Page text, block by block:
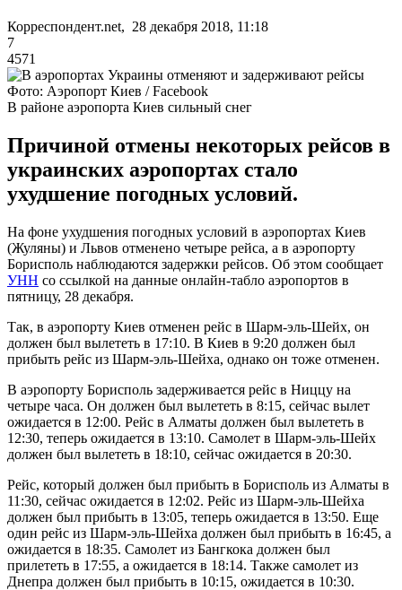
Корреспондент.net, 28 декабря 2018, 11:18
7
4571
Фото: Аэропорт Киев / Facebook
В районе аэропорта Киев сильный снег
Причиной отмены некоторых рейсов в
украинских аэропортах стало
ухудшение погодных условий.
На фоне ухудшения погодных условий в аэропортах Киев
(Жуляны) и Львов отменено четыре рейса, а в аэропорту
Борисполь наблюдаются задержки рейсов. Об этом сообщает
УНН со ссылкой на данные онлайн-табло аэропортов в
пятницу, 28 декабря.
Так, в аэропорту Киев отменен рейс в Шарм-эль-Шейх, он
должен был вылететь в 17:10. В Киев в 9:20 должен был
прибыть рейс из Шарм-эль-Шейха, однако он тоже отменен.
В аэропорту Борисполь задерживается рейс в Ниццу на
четыре часа. Он должен был вылететь в 8:15, сейчас вылет
ожидается в 12:00. Рейс в Алматы должен был вылететь в
12:30, теперь ожидается в 13:10. Самолет в Шарм-эль-Шейх
должен был вылететь в 18:10, сейчас ожидается в 20:30.
Рейс, который должен был прибыть в Борисполь из Алматы в
11:30, сейчас ожидается в 12:02. Рейс из Шарм-эль-Шейха
должен был прибыть в 13:05, теперь ожидается в 13:50. Еще
один рейс из Шарм-эль-Шейха должен был прибыть в 16:45, а
ожидается в 18:35. Самолет из Бангкока должен был
прилететь в 17:55, а ожидается в 18:14. Также самолет из
Днепра должен был прибыть в 10:15, ожидается в 10:30.